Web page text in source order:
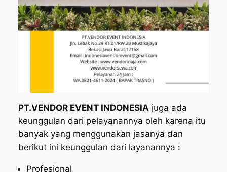
PT.VENDOR EVENT INDONESIAjuga ada
keunggulan dari pelayanannya oleh karena itu
banyak yang menggunakan jasanya dan
berikut ini keunggulan dari layanannya :
Profesional